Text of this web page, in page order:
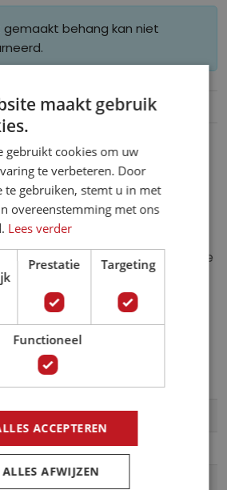
behang kan niet
Specificaties
Schot
in een ware
levensechte voetbal
passie voor de sport opbloeien
scène van een doelpunt
details van de brandende
het net gaat en de heldere
meeslepende sfeer die elke
betoveren.
1293
maakt gebruik
gebruikt cookies om uw
te verbeteren. Door
te gebruiken, stemt u in met
overeenstemming met ons
Lees verder
Prestatie Targeting
Functioneel
ACCEPTEREN
ALLES AFWIJZEN